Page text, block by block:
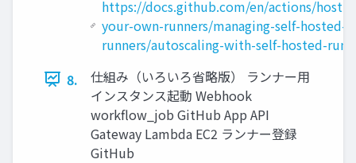
https://docs.github.com/en/actions/
your-own-runners/managing-self-hosted-
runners/autoscaling-with-self-hosted-
8.
仕組み（いろいろ省略版） ランナー⽤
インスタンス起動 Webhook
workﬂow_job GitHub App API
Gateway Lambda EC2 ランナー登録
GitHub